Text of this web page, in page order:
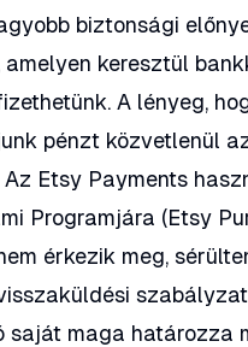
biztonsági
amelyen keresztül
A lényeg,
pénzt közvetlenül
Az Etsy Payments
Programjára (Etsy
érkezik meg,
saját maga határozza